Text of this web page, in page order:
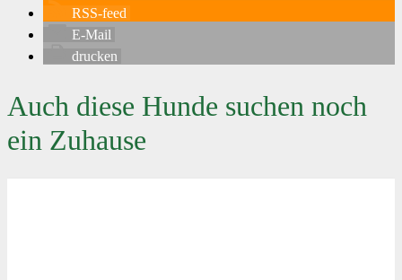
RSS-feed
E-Mail
drucken
Auch diese Hunde suchen noch
ein Zuhause